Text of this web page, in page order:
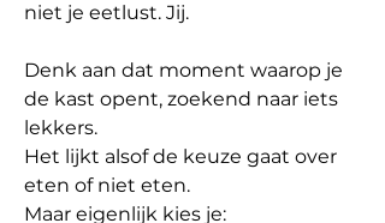
niet je eetlust. Jij.
Denk aan dat moment waarop je
de kast opent, zoekend naar iets
lekkers.
Het lijkt alsof de keuze gaat over
eten of niet eten.
Maar eigenlijk kies je: